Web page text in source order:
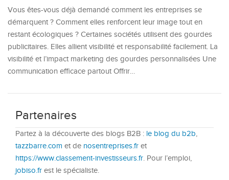
Vous êtes-vous déjà demandé comment les entreprises se
démarquent ? Comment elles renforcent leur image tout en
restant écologiques ? Certaines sociétés utilisent des gourdes
publicitaires. Elles allient visibilité et responsabilité facilement. La
visibilité et l’impact marketing des gourdes personnalisées Une
communication efficace partout Offrir…
Partenaires
Partez à la découverte des blogs B2B : le blog du b2b,
tazzbarre.com et de nosentreprises.fr et
https://www.classement-investisseurs.fr. Pour l’emploi,
jobiso.fr est le spécialiste.